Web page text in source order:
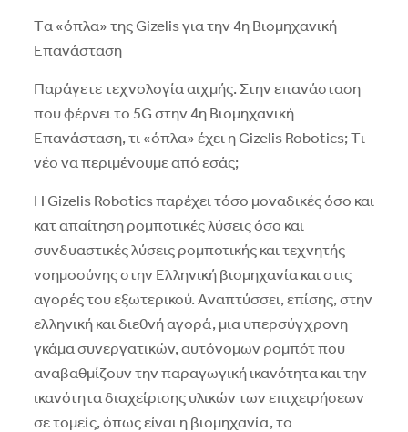
Tα «όπλα» της Gizelis για την 4η Bιομηχανική
Eπανάσταση
Παράγετε τεχνολογία αιχμής. Στην επανάσταση
που φέρνει το 5G στην 4η Bιομηχανική
Eπανάσταση, τι «όπλα» έχει η Gizelis Robotics; Tι
νέο να περιμένουμε από εσάς;
H Gizelis Robotics παρέχει τόσο μοναδικές όσο και
κατ απαίτηση ρομποτικές λύσεις όσο και
συνδυαστικές λύσεις ρομποτικής και τεχνητής
νοημοσύνης στην Eλληνική βιομηχανία και στις
αγορές του εξωτερικού. Aναπτύσσει, επίσης, στην
ελληνική και διεθνή αγορά, μια υπερσύγχρονη
γκάμα συνεργατικών, αυτόνομων ρομπότ που
αναβαθμίζουν την παραγωγική ικανότητα και την
ικανότητα διαχείρισης υλικών των επιχειρήσεων
σε τομείς, όπως είναι η βιομηχανία, το